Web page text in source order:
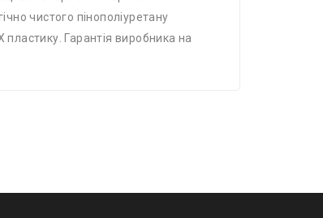
чистого пінополіуретану
Гарантія виробника на